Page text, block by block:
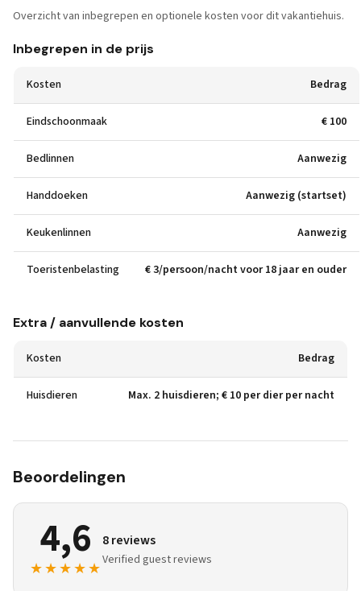
Overzicht van inbegrepen en optionele kosten voor dit vakantiehuis.
Inbegrepen in de prijs
Kosten Bedrag
Eindschoonmaak € 100
Bedlinnen Aanwezig
Handdoeken Aanwezig (startset)
Keukenlinnen Aanwezig
Toeristenbelasting € 3/persoon/nacht voor 18 jaar en ouder
Extra / aanvullende kosten
Kosten Bedrag
Huisdieren Max. 2 huisdieren; € 10 per dier per nacht
Beoordelingen
4,6
★★★★★
8 reviews
Verified guest reviews